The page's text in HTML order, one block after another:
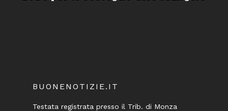
BUONENOTIZIE.IT
Testata registrata presso il Trib. di Monza